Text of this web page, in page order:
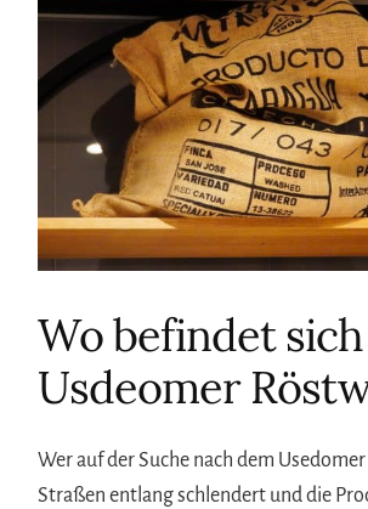
Wo befindet
Usdeomer
Wer auf der Suche nach dem
Straßen entlang schlendert und die